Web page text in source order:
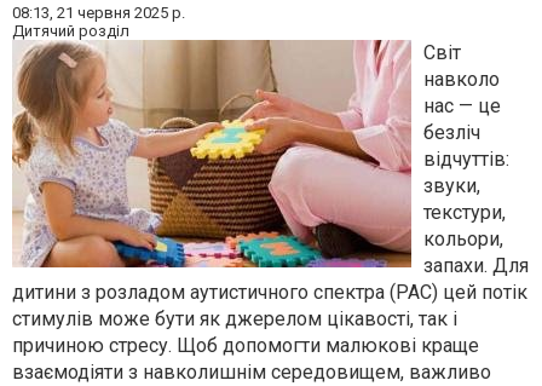
08:13, 21 червня 2025 р.
Дитячий розділ
Світ
навколо
нас — це
безліч
відчуттів:
звуки,
текстури,
кольори,
запахи. Для
дитини з розладом аутистичного спектра (РАС) цей потік
стимулів може бути як джерелом цікавості, так і
причиною стресу. Щоб допомогти малюкові краще
взаємодіяти з навколишнім середовищем, важливо